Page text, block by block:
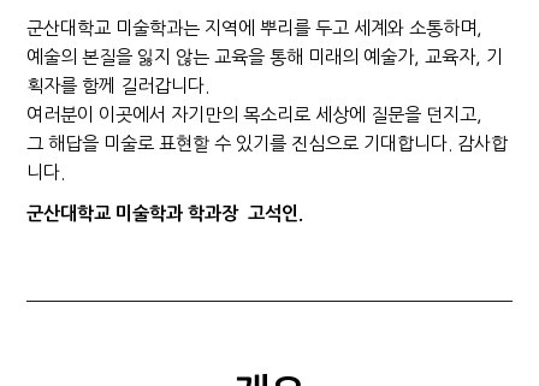
군산대학교 미술학과는 지역에 뿌리를 두고 세계와 소통하며,
예술의 본질을 잃지 않는 교육을 통해 미래의 예술가, 교육자, 기
획자를 함께 길러갑니다.
여러분이 이곳에서 자기만의 목소리로 세상에 질문을 던지고,
그 해답을 미술로 표현할 수 있기를 진심으로 기대합니다. 감사합
니다.
군산대학교 미술학과 학과장 고석인.